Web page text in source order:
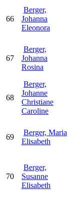
66
Berger,
Johanna
Eleonora
67
Berger,
Johanna
Rosina
68
Berger,
Johanne
Christiane
Caroline
69
Berger, Maria
Elisabeth
70
Berger,
Susanne
Elisabeth